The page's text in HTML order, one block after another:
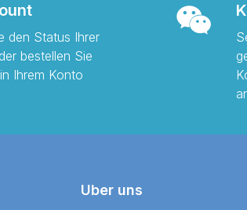
den Status Ihrer
bestellen Sie
Ihrem Konto
Uber uns